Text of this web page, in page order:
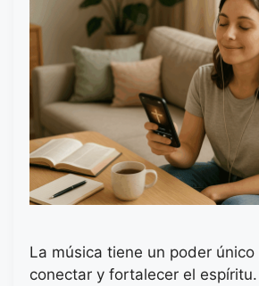
La música tiene un poder único
conectar y fortalecer el